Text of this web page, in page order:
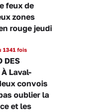
feux de
zones
rouge jeudi
1341 fois
DES
À Laval-
convois
oublier la
et les